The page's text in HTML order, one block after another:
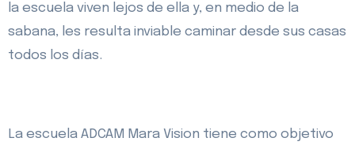
la escuela viven lejos de ella y, en medio de la
sabana, les resulta inviable caminar desde sus casas
todos los días.
La escuela ADCAM Mara Vision tiene como objetivo